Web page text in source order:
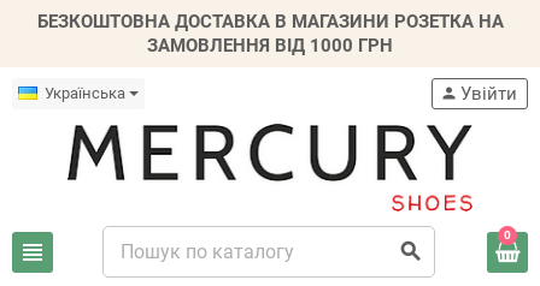
БЕЗКОШТОВНА ДОСТАВКА В МАГАЗИНИ РОЗЕТКА НА
ЗАМОВЛЕННЯ ВІД 1000 ГРН
Українська
view_headline search
person Увійти
0